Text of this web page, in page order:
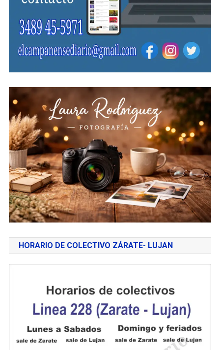
HORARIO DE COLECTIVO ZÁRATE- LUJAN